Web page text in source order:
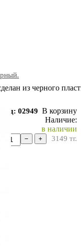
из черного
Код: 02949 В корзину
Наличие:
в наличии
3149 тг.
− +